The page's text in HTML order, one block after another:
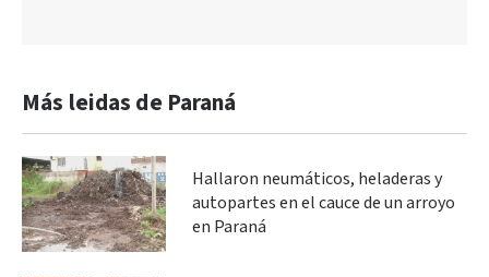
Más leidas de Paraná
Hallaron neumáticos, heladeras y
autopartes en el cauce de un arroyo
en Paraná